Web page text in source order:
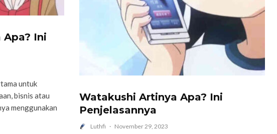
Ini
untuk
bisnis atau
menggunakan
Watakushi Artinya Apa? Ini
Penjelasannya
Luthfi · November 29, 2023